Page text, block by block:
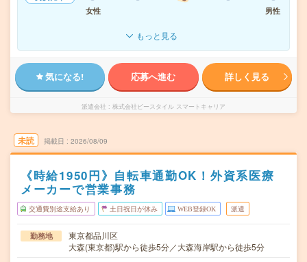
女性
男性
もっと見る
気になる! 応募へ進む 詳しく見る
派遣会社 株式会社ビースタイル スマートキャリア
未読 掲載日 2026/08/09
《時給1950円》自転車通勤OK！外資系医療
メーカーで営業事務
交通費別途支給あり 土日祝日が休み WEB登録OK 派遣
勤務地
東京都品川区
大森(東京都)駅から徒歩5分／大森海岸駅から徒歩5分